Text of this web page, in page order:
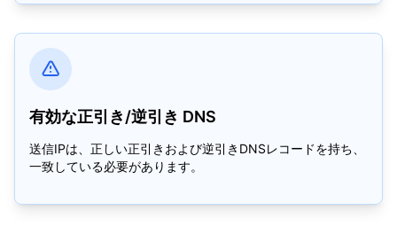
有効な正引き/逆引き DNS
送信IPは、正しい正引きおよび逆引きDNSレコードを持ち、
一致している必要があります。